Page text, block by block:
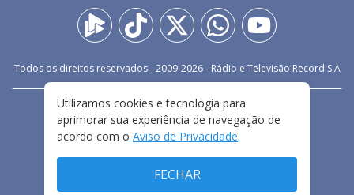
Todos os direitos reservados - 2009-2026- Rádio e Televisão Record S.A
FALE CONOSCO
PRIVACIDADE
TERMOS E CONDIÇÕES DE USO
Utilizamos cookies e tecnologia para
aprimorar sua experiência de navegação de
acordo com o Aviso de Privacidade.
FECHAR